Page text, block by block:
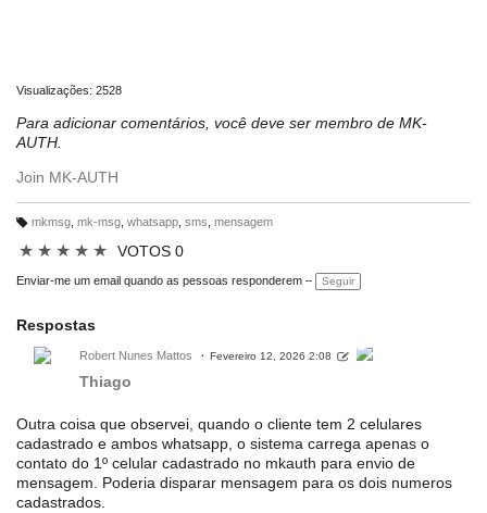
Visualizações: 2528
Para adicionar comentários, você deve ser membro de MK-
AUTH.
Join MK-AUTH
ar
c
ç
õ
mkmsg, mk-msg, whatsapp, sms mensagem
★ ★ ★ ★ ★ VOTOS 0
Enviar-me um email quando as pessoas responderem – Seguir
Respostas
Robert Nunes Mattos Fevereiro 12, 2026 2:08
Thiago
Outra coisa que observei, quando o cliente tem 2 celulares
cadastrado e ambos whatsapp, o sistema carrega apenas o
contato do 1º celular cadastrado no mkauth para envio de
mensagem. Poderia disparar mensagem para os dois numeros
cadastrados.